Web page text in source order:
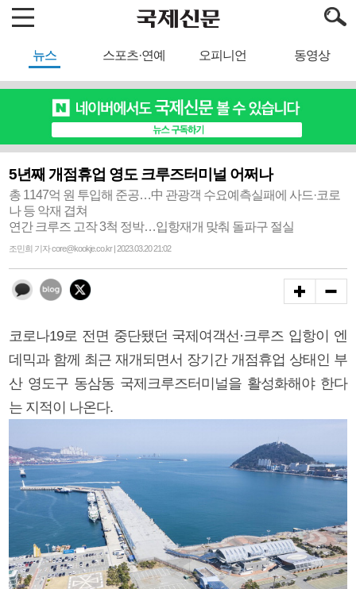
뉴스 스포츠·연예 오피니언 동영상
5년째 개점휴업 영도 크루즈터미널 어쩌나
총 1147억 원 투입해 준공…中 관광객 수요예측실패에 사드·코로
나 등 악재 겹쳐
연간 크루즈 고작 3척 정박…입항재개 맞춰 돌파구 절실
조민희 기자 core@kookje.co.kr | 2023.03.20 21:02
코로나19로 전면 중단됐던 국제여객선·크루즈 입항이 엔
데믹과 함께 최근 재개되면서 장기간 개점휴업 상태인 부
산 영도구 동삼동 국제크루즈터미널을 활성화해야 한다
는 지적이 나온다.